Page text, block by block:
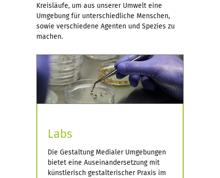
Kreisläufe, um aus unserer Umwelt eine
Umgebung für unterschiedliche Menschen,
sowie verschiedene Agenten und Spezies zu
machen.
Labs
Die Gestaltung Medialer Umgebungen
bietet eine Auseinandersetzung mit
künstlerisch gestalterischer Praxis im